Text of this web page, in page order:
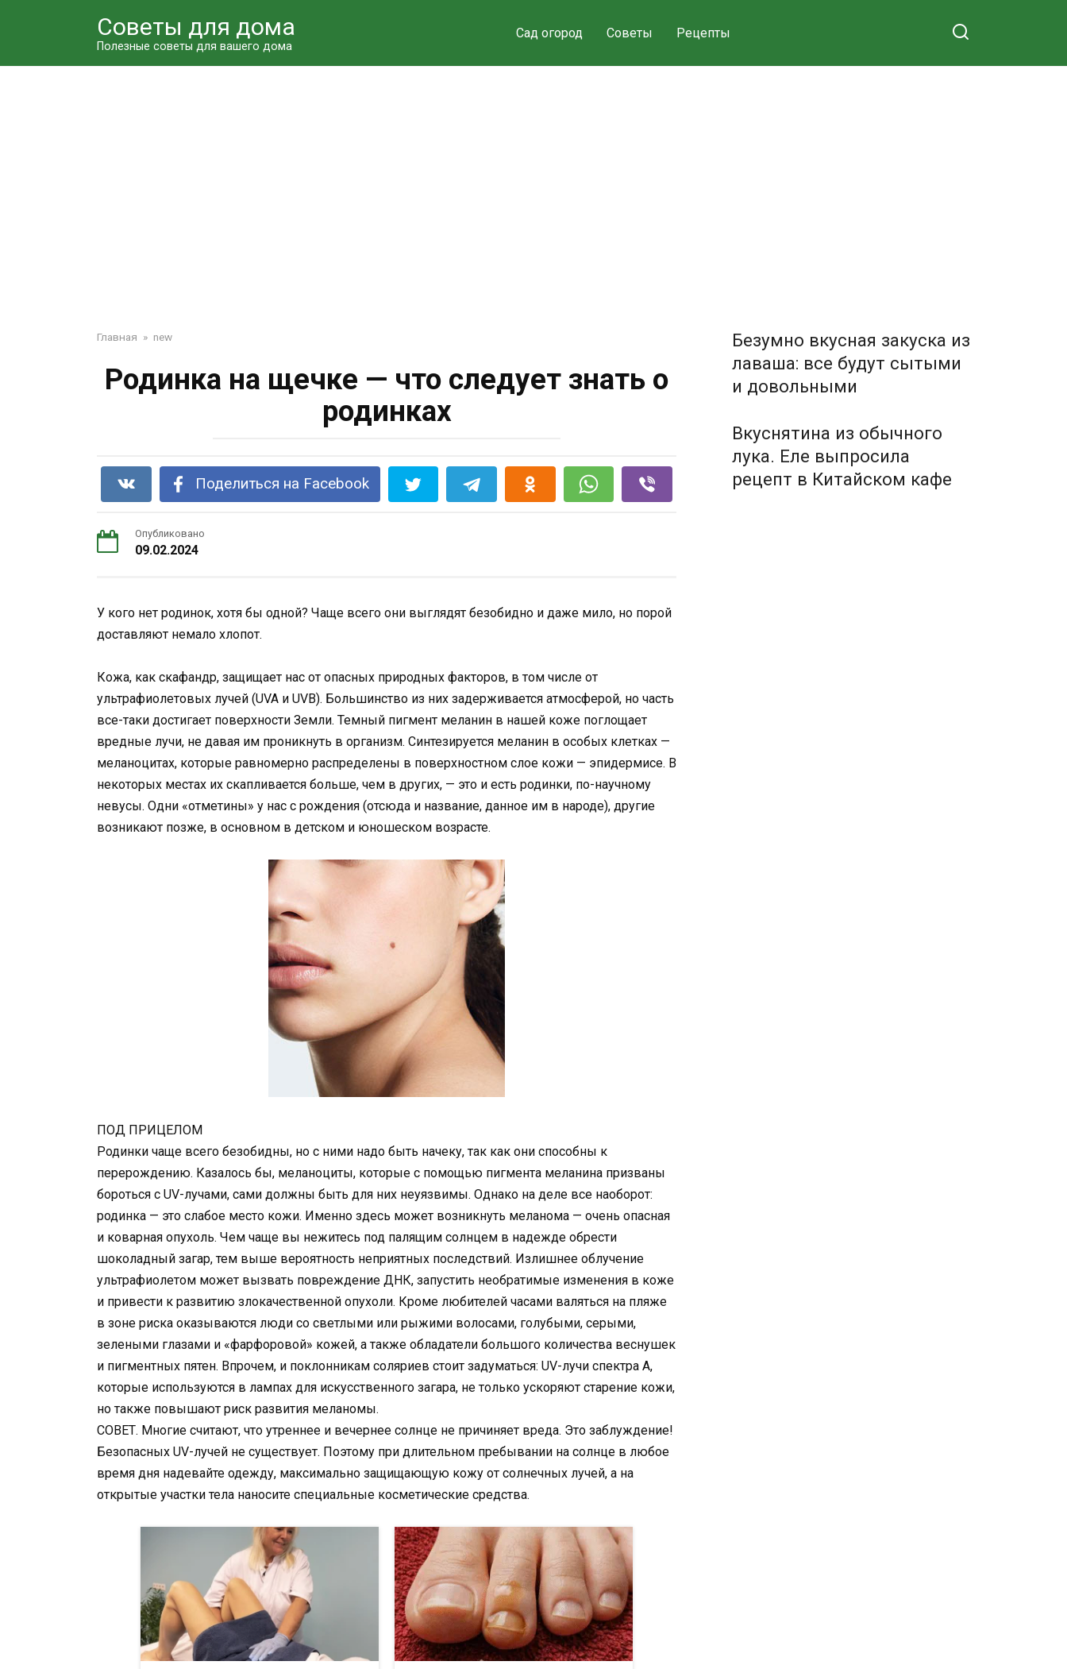
Советы для дома
Полезные советы для вашего дома
Сад огород Советы Рецепты
Главная » new
Родинка на щечке — что следует знать о
родинках
Поделиться на Facebook
Опубликовано
09.02.2024
У кого нет родинок, хотя бы одной? Чаще всего они выглядят безобидно и даже мило, но порой
доставляют немало хлопот.
Кожа, как скафандр, защищает наc от опасных природных факторов, в том числе от
ультрафиолетовых лучей (UVA и UVB). Большинство из них задерживается атмосферой, но часть
все-таки достигает поверхности Земли. Темный пигмент меланин в нашей коже поглощает
вредные лучи, не давая им проникнуть в организм. Синтезируется меланин в особых клетках —
меланоцитах, которые равномерно распределены в поверхностном слое кожи — эпидермисе. В
некоторых местах их скапливается больше, чем в других, — это и есть родинки, по-научному
невусы. Одни «отметины» у нас с рождения (отсюда и название, данное им в народе), другие
возникают позже, в основном в детском и юношеском возрасте.
ПОД ПРИЦЕЛОМ
Родинки чаще всего безобидны, но с ними надо быть начеку, так как они способны к
перерождению. Казалось бы, меланоциты, которые с помощью пигмента меланина призваны
бороться с UV-лучами, сами должны быть для них неуязвимы. Однако на деле все наоборот:
родинка — это слабое место кожи. Именно здесь может возникнуть меланома — очень опасная
и коварная опухоль. Чем чаще вы нежитесь под палящим солнцем в надежде обрести
шоколадный загар, тем выше вероятность неприятных последствий. Излишнее облучение
ультрафиолетом может вызвать повреждение ДНК, запустить необратимые изменения в коже
и привести к развитию злокачественной опухоли. Кроме любителей часами валяться на пляже
в зоне риска оказываются люди со светлыми или рыжими волосами, голубыми, серыми,
зелеными глазами и «фарфоровой» кожей, а также обладатели большого количества веснушек
и пигментных пятен. Впрочем, и поклонникам соляриев стоит задуматься: UV-лучи спектра А,
которые используются в лампах для искусственного загара, не только ускоряют старение кожи,
но также повышают риск развития меланомы.
СОВЕТ. Многие считают, что утреннее и вечернее солнце не причиняет вреда. Это заблуждение!
Безопасных UV-лучей не существует. Поэтому при длительном пребывании на солнце в любое
время дня надевайте одежду, максимально защищающую кожу от солнечных лучей, а на
открытые участки тела наносите специальные косметические средства.
Безумно вкусная закуска из
лаваша: все будут сытыми
и довольными
Вкуснятина из обычного
лука. Еле выпросила
рецепт в Китайском кафе